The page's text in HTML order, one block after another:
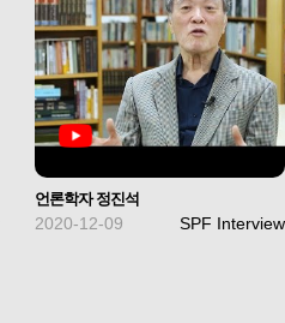
언론학자 정진석
2020-12-09 SPF Interview